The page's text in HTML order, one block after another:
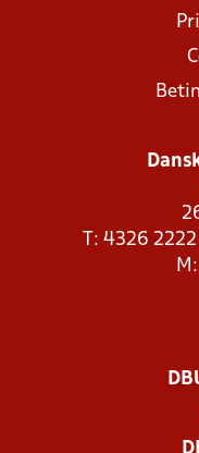
T: 4326
M: